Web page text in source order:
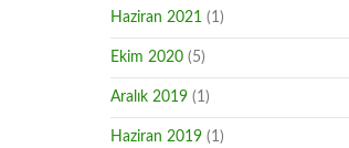
Haziran 2021 (1)
Ekim 2020 (5)
Aralık 2019 (1)
Haziran 2019 (1)